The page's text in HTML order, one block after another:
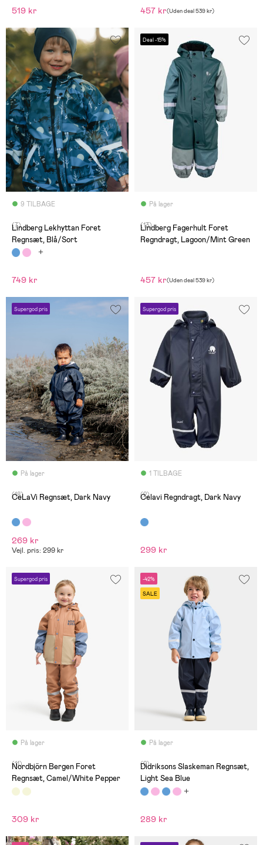
519 kr 457 kr(Uden deal539 kr)
9 TILBAGE
(7)
Lindberg Lekhyttan Foret
Regnsæt, Blå/Sort
749 kr
Deal -15%
På lager
(13)
Lindberg Fagerhult Foret
Regndragt, Lagoon/Mint Green
457 kr(Uden deal539 kr)
Supergod pris
På lager
(18)
CeLaVi Regnsæt, Dark Navy
269 kr
Vejl. pris: 299 kr
Supergod pris
1 TILBAGE
(2)
Celavi Regndragt, Dark Navy
299 kr
Supergod pris
På lager
(11)
Nordbjörn Bergen Foret
Regnsæt, Camel/White Pepper
309 kr
-42%
SALE
På lager
(2)
Didriksons Slaskeman Regnsæt,
Light Sea Blue
289 kr